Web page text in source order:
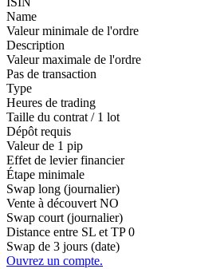
Name
Valeur minimale de l'ordre
Description
Valeur maximale de l'ordre
Pas de transaction
Type
Heures de trading
Taille du contrat / 1 lot
Dépôt requis
Valeur de 1 pip
Effet de levier financier
Étape minimale
Swap long (journalier)
Vente à découvert NO
Swap court (journalier)
Distance entre SL et TP 0
Swap de 3 jours (date)
Ouvrez un compte.